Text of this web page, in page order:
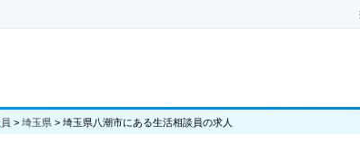
> 埼玉県 > 埼玉県八潮市にある生活相談員の求人